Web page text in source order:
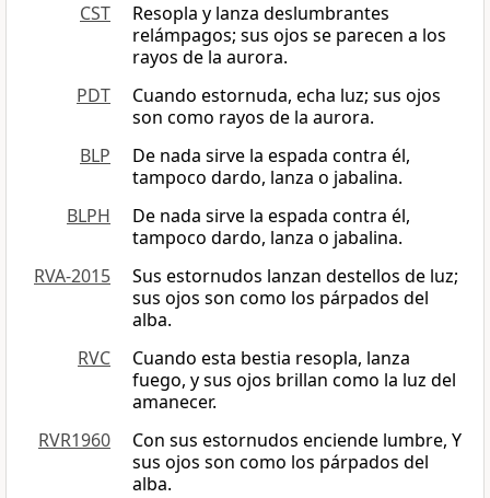
CST
Resopla y lanza deslumbrantes
relámpagos; sus ojos se parecen a los
rayos de la aurora.
PDT
Cuando estornuda, echa luz; sus ojos
son como rayos de la aurora.
BLP
De nada sirve la espada contra él,
tampoco dardo, lanza o jabalina.
BLPH
De nada sirve la espada contra él,
tampoco dardo, lanza o jabalina.
RVA-2015
Sus estornudos lanzan destellos de luz;
sus ojos son como los párpados del
alba.
RVC
Cuando esta bestia resopla, lanza
fuego, y sus ojos brillan como la luz del
amanecer.
RVR1960
Con sus estornudos enciende lumbre, Y
sus ojos son como los párpados del
alba.